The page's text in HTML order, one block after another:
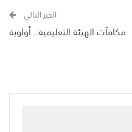
الخبر التالي
مكافآت الهيئة التعليمية.. أولوية